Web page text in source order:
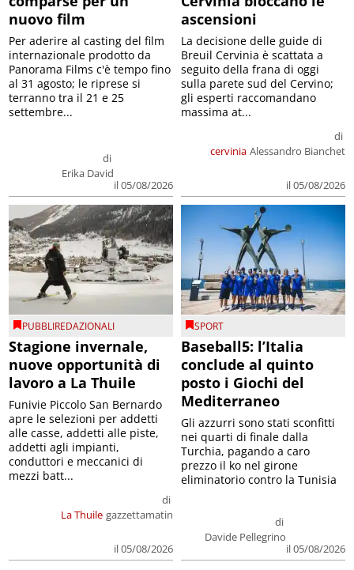
nuovo film
di
Erika David
il 05/08/2026
Per aderire al casting del film
internazionale prodotto da
Panorama Films c'è tempo fino
al 31 agosto; le riprese si
terranno tra il 21 e 25
settembre...
ascensioni
cervinia
di
Alessandro Bianchet
il 05/08/2026
La decisione delle guide di
Breuil Cervinia è scattata a
seguito della frana di oggi
sulla parete sud del Cervino;
gli esperti raccomandano
massima at...
PUBBLIREDAZIONALI
Stagione invernale,
nuove opportunità di
lavoro a La Thuile
La Thuile
di
gazzettamatin
il 05/08/2026
Funivie Piccolo San Bernardo
apre le selezioni per addetti
alle casse, addetti alle piste,
addetti agli impianti,
conduttori e meccanici di
mezzi batt...
SPORT
Baseball5: l’Italia
conclude al quinto
posto i Giochi del
Mediterraneo
di
Davide Pellegrino
il 05/08/2026
Gli azzurri sono stati sconfitti
nei quarti di finale dalla
Turchia, pagando a caro
prezzo il ko nel girone
eliminatorio contro la Tunisia